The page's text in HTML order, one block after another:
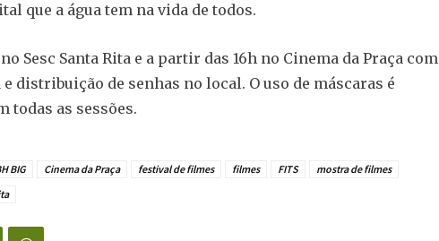
que a água tem na vida de todos.
Sesc Santa Rita e a partir das 16h no Cinema da Praça com
distribuição de senhas no local. O uso de máscaras é
todas as sessões.
BIG Cinema da Praça festival de filmes filmes FITS
mostra de filmes